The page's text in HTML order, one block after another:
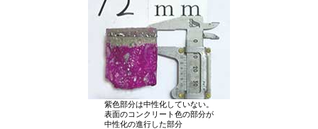
紫色部分は中性化していない。
表面のコンクリート色の部分が
中性化の進行した部分